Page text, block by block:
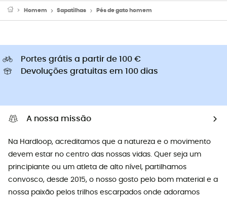
Homem Sapatilhas Pés de gato homem
Portes grátis a partir de 100 €
Devoluções gratuitas em 100 dias
A nossa missão
Na Hardloop, acreditamos que a natureza e o movimento
devem estar no centro das nossas vidas. Quer seja um
principiante ou um atleta de alto nível, partilhamos
convosco, desde 2015, o nosso gosto pelo bom material e a
nossa paixão pelos trilhos escarpados onde adoramos